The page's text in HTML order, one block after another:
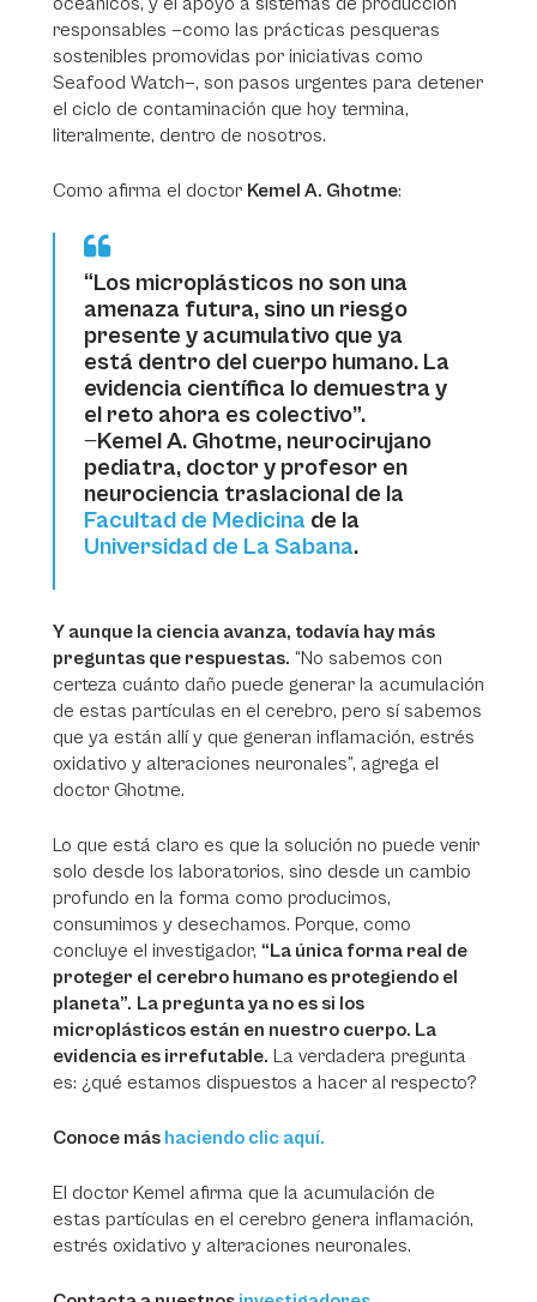
responsables —como las prácticas pesqueras
sostenibles promovidas por iniciativas como
Seafood Watch—, son pasos urgentes para detener
el ciclo de contaminación que hoy termina,
literalmente, dentro de nosotros.
Como afirma el doctor Kemel A. Ghotme:
“Los microplásticos no son una
amenaza futura, sino un riesgo
presente y acumulativo que ya
está dentro del cuerpo humano. La
evidencia científica lo demuestra y
el reto ahora es colectivo”.
—Kemel A. Ghotme, neurocirujano
pediatra, doctor y profesor en
neurociencia traslacional de la
Facultad de Medicina de la
Universidad de La Sabana.
Y aunque la ciencia avanza, todavía hay más
preguntas que respuestas. “No sabemos con
certeza cuánto daño puede generar la acumulación
de estas partículas en el cerebro, pero sí sabemos
que ya están allí y que generan inflamación, estrés
oxidativo y alteraciones neuronales”, agrega el
doctor Ghotme.
Lo que está claro es que la solución no puede venir
solo desde los laboratorios, sino desde un cambio
profundo en la forma como producimos,
consumimos y desechamos. Porque, como
concluye el investigador, “La única forma real de
proteger el cerebro humano es protegiendo el
planeta”. La pregunta ya no es si los
microplásticos están en nuestro cuerpo. La
evidencia es irrefutable. La verdadera pregunta
es: ¿qué estamos dispuestos a hacer al respecto?
Conoce más haciendo clic aquí.
El doctor Kemel afirma que la acumulación de
estas partículas en el cerebro genera inflamación,
estrés oxidativo y alteraciones neuronales.